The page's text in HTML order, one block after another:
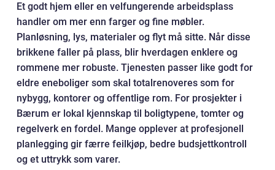
Et godt hjem eller en velfungerende arbeidsplass
handler om mer enn farger og fine møbler.
Planløsning, lys, materialer og flyt må sitte. Når disse
brikkene faller på plass, blir hverdagen enklere og
rommene mer robuste. Tjenesten passer like godt for
eldre eneboliger som skal totalrenoveres som for
nybygg, kontorer og offentlige rom. For prosjekter i
Bærum er lokal kjennskap til boligtypene, tomter og
regelverk en fordel. Mange opplever at profesjonell
planlegging gir færre feilkjøp, bedre budsjettkontroll
og et uttrykk som varer.